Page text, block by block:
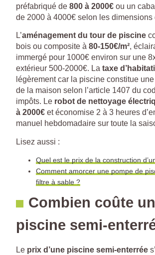
préfabriqué de 800 à 2000€ ou un
de 2000 à 4000€ selon les dimensions
L’aménagement du tour de piscine
bois ou composite à 80-150€/m²,
immergé pour 1000€ environ sur une
extérieur 500-2000€. La taxe
légèrement car la piscine constitue
de la maison selon l’article 1407 du
impôts. Le robot de nettoyage
à 2000€ et économise 2 à 3 heures
manuel hebdomadaire sur toute la
Lisez aussi :
Quel est le prix de la construction
Comment amorcer une pompe de
filtre à sable ?
Combien coûte
piscine semi-
Le prix d’une piscine semi-enterrée